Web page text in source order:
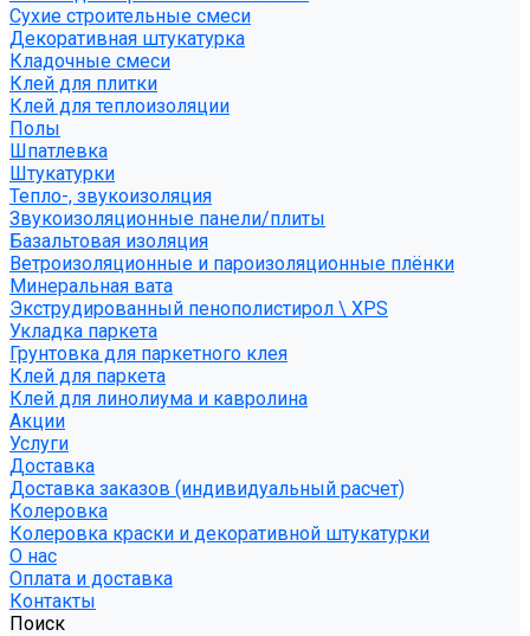
Сухие строительные смеси
Декоративная штукатурка
Кладочные смеси
Клей для плитки
Клей для теплоизоляции
Полы
Шпатлевка
Штукатурки
Тепло-, звукоизоляция
Звукоизоляционные панели/плиты
Базальтовая изоляция
Ветроизоляционные и пароизоляционные плёнки
Минеральная вата
Экструдированный пенополистирол \ XPS
Укладка паркета
Грунтовка для паркетного клея
Клей для паркета
Клей для линолиума и кавролина
Акции
Услуги
Доставка
Доставка заказов (индивидуальный расчет)
Колеровка
Колеровка краски и декоративной штукатурки
О нас
Оплата и доставка
Контакты
Поиск